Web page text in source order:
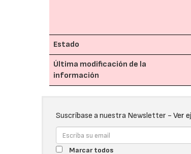
Estado
Última modificación de la
información
Suscríbase a nuestra Newsletter -Ver
Marcar todos